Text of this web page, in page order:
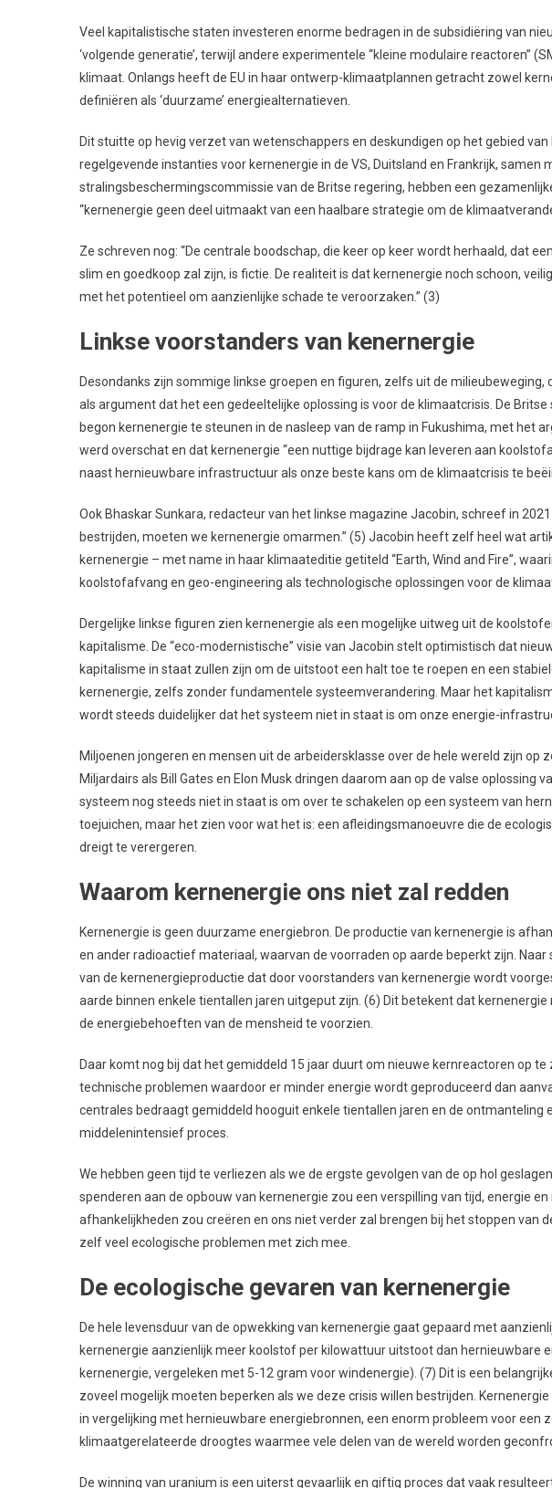
Veel kapitalistische staten investeren enorme bedragen in de subsidiëring van
‘volgende generatie’, terwijl andere experimentele “kleine modulaire reactoren”
klimaat. Onlangs heeft de EU in haar ontwerp-klimaatplannen getracht zowel
definiëren als ‘duurzame’ energiealternatieven.
Dit stuitte op hevig verzet van wetenschappers en deskundigen op het gebied
regelgevende instanties voor kernenergie in de VS, Duitsland en Frankrijk, samen
stralingsbeschermingscommissie van de Britse regering, hebben een
“kernenergie geen deel uitmaakt van een haalbare strategie om de
Ze schreven nog: “De centrale boodschap, die keer op keer wordt herhaald, dat
slim en goedkoop zal zijn, is fictie. De realiteit is dat kernenergie noch schoon,
met het potentieel om aanzienlijke schade te veroorzaken.” (3)
Linkse voorstanders van kenernergie
Desondanks zijn sommige linkse groepen en figuren, zelfs uit de
als argument dat het een gedeeltelijke oplossing is voor de klimaatcrisis. De
begon kernenergie te steunen in de nasleep van de ramp in Fukushima, met het
werd overschat en dat kernenergie “een nuttige bijdrage kan leveren aan
naast hernieuwbare infrastructuur als onze beste kans om de klimaatcrisis te
Ook Bhaskar Sunkara, redacteur van het linkse magazine Jacobin, schreef in
bestrijden, moeten we kernenergie omarmen.” (5) Jacobin heeft zelf heel wat
kernenergie – met name in haar klimaateditie getiteld “Earth, Wind and Fire”,
koolstofafvang en geo-engineering als technologische oplossingen voor de
Dergelijke linkse figuren zien kernenergie als een mogelijke uitweg uit de
kapitalisme. De “eco-modernistische” visie van Jacobin stelt optimistisch dat
kapitalisme in staat zullen zijn om de uitstoot een halt toe te roepen en een
kernenergie, zelfs zonder fundamentele systeemverandering. Maar het
wordt steeds duidelijker dat het systeem niet in staat is om onze energie-
Miljoenen jongeren en mensen uit de arbeidersklasse over de hele wereld zijn op
Miljardairs als Bill Gates en Elon Musk dringen daarom aan op de valse oplossing
systeem nog steeds niet in staat is om over te schakelen op een systeem van
toejuichen, maar het zien voor wat het is: een afleidingsmanoeuvre die de
dreigt te verergeren.
Waarom kernenergie ons niet zal redden
Kernenergie is geen duurzame energiebron. De productie van kernenergie is
en ander radioactief materiaal, waarvan de voorraden op aarde beperkt zijn.
van de kernenergieproductie dat door voorstanders van kernenergie wordt
aarde binnen enkele tientallen jaren uitgeput zijn. (6) Dit betekent dat
de energiebehoeften van de mensheid te voorzien.
Daar komt nog bij dat het gemiddeld 15 jaar duurt om nieuwe kernreactoren op
technische problemen waardoor er minder energie wordt geproduceerd dan
centrales bedraagt gemiddeld hooguit enkele tientallen jaren en de ontmanteling
middelenintensief proces.
We hebben geen tijd te verliezen als we de ergste gevolgen van de op hol
spenderen aan de opbouw van kernenergie zou een verspilling van tijd, energie
afhankelijkheden zou creëren en ons niet verder zal brengen bij het stoppen van
zelf veel ecologische problemen met zich mee.
De ecologische gevaren van kernenergie
De hele levensduur van de opwekking van kernenergie gaat gepaard met
kernenergie aanzienlijk meer koolstof per kilowattuur uitstoot dan hernieuwbare
kernenergie, vergeleken met 5-12 gram voor windenergie). (7) Dit is een
zoveel mogelijk moeten beperken als we deze crisis willen bestrijden.
in vergelijking met hernieuwbare energiebronnen, een enorm probleem voor een
klimaatgerelateerde droogtes waarmee vele delen van de wereld worden
De winning van uranium is een uiterst gevaarlijk en giftig proces dat vaak